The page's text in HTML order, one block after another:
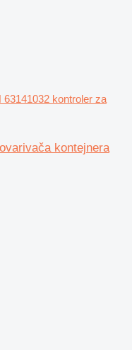
63141032 kontroler za
kontejnera